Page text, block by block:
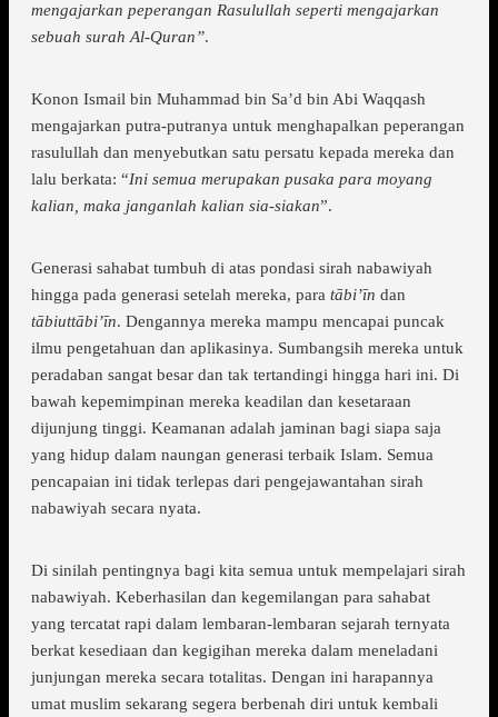
mengajarkan peperangan Rasulullah seperti mengajarkan
sebuah surah Al-Quran”.
Konon Ismail bin Muhammad bin Sa’d bin Abi Waqqash
mengajarkan putra-putranya untuk menghapalkan peperangan
rasulullah dan menyebutkan satu persatu kepada mereka dan
lalu berkata: “Ini semua merupakan pusaka para moyang
kalian, maka janganlah kalian sia-siakan”.
Generasi sahabat tumbuh di atas pondasi sirah nabawiyah
hingga pada generasi setelah mereka, para tābi’īn dan
tābiuttābi’īn. Dengannya mereka mampu mencapai puncak
ilmu pengetahuan dan aplikasinya. Sumbangsih mereka untuk
peradaban sangat besar dan tak tertandingi hingga hari ini. Di
bawah kepemimpinan mereka keadilan dan kesetaraan
dijunjung tinggi. Keamanan adalah jaminan bagi siapa saja
yang hidup dalam naungan generasi terbaik Islam. Semua
pencapaian ini tidak terlepas dari pengejawantahan sirah
nabawiyah secara nyata.
Di sinilah pentingnya bagi kita semua untuk mempelajari sirah
nabawiyah. Keberhasilan dan kegemilangan para sahabat
yang tercatat rapi dalam lembaran-lembaran sejarah ternyata
berkat kesediaan dan kegigihan mereka dalam meneladani
junjungan mereka secara totalitas. Dengan ini harapannya
umat muslim sekarang segera berbenah diri untuk kembali